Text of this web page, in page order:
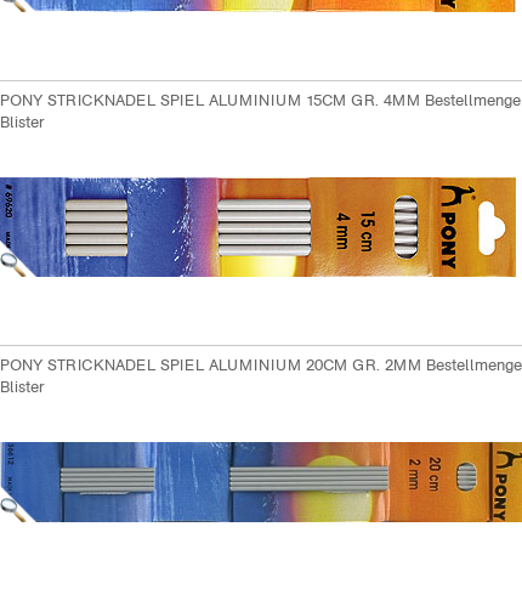
PONY STRICKNADEL SPIEL ALUMINIUM 15CM GR. 4MM
Blister
PONY STRICKNADEL SPIEL ALUMINIUM 20CM GR. 2MM
Blister